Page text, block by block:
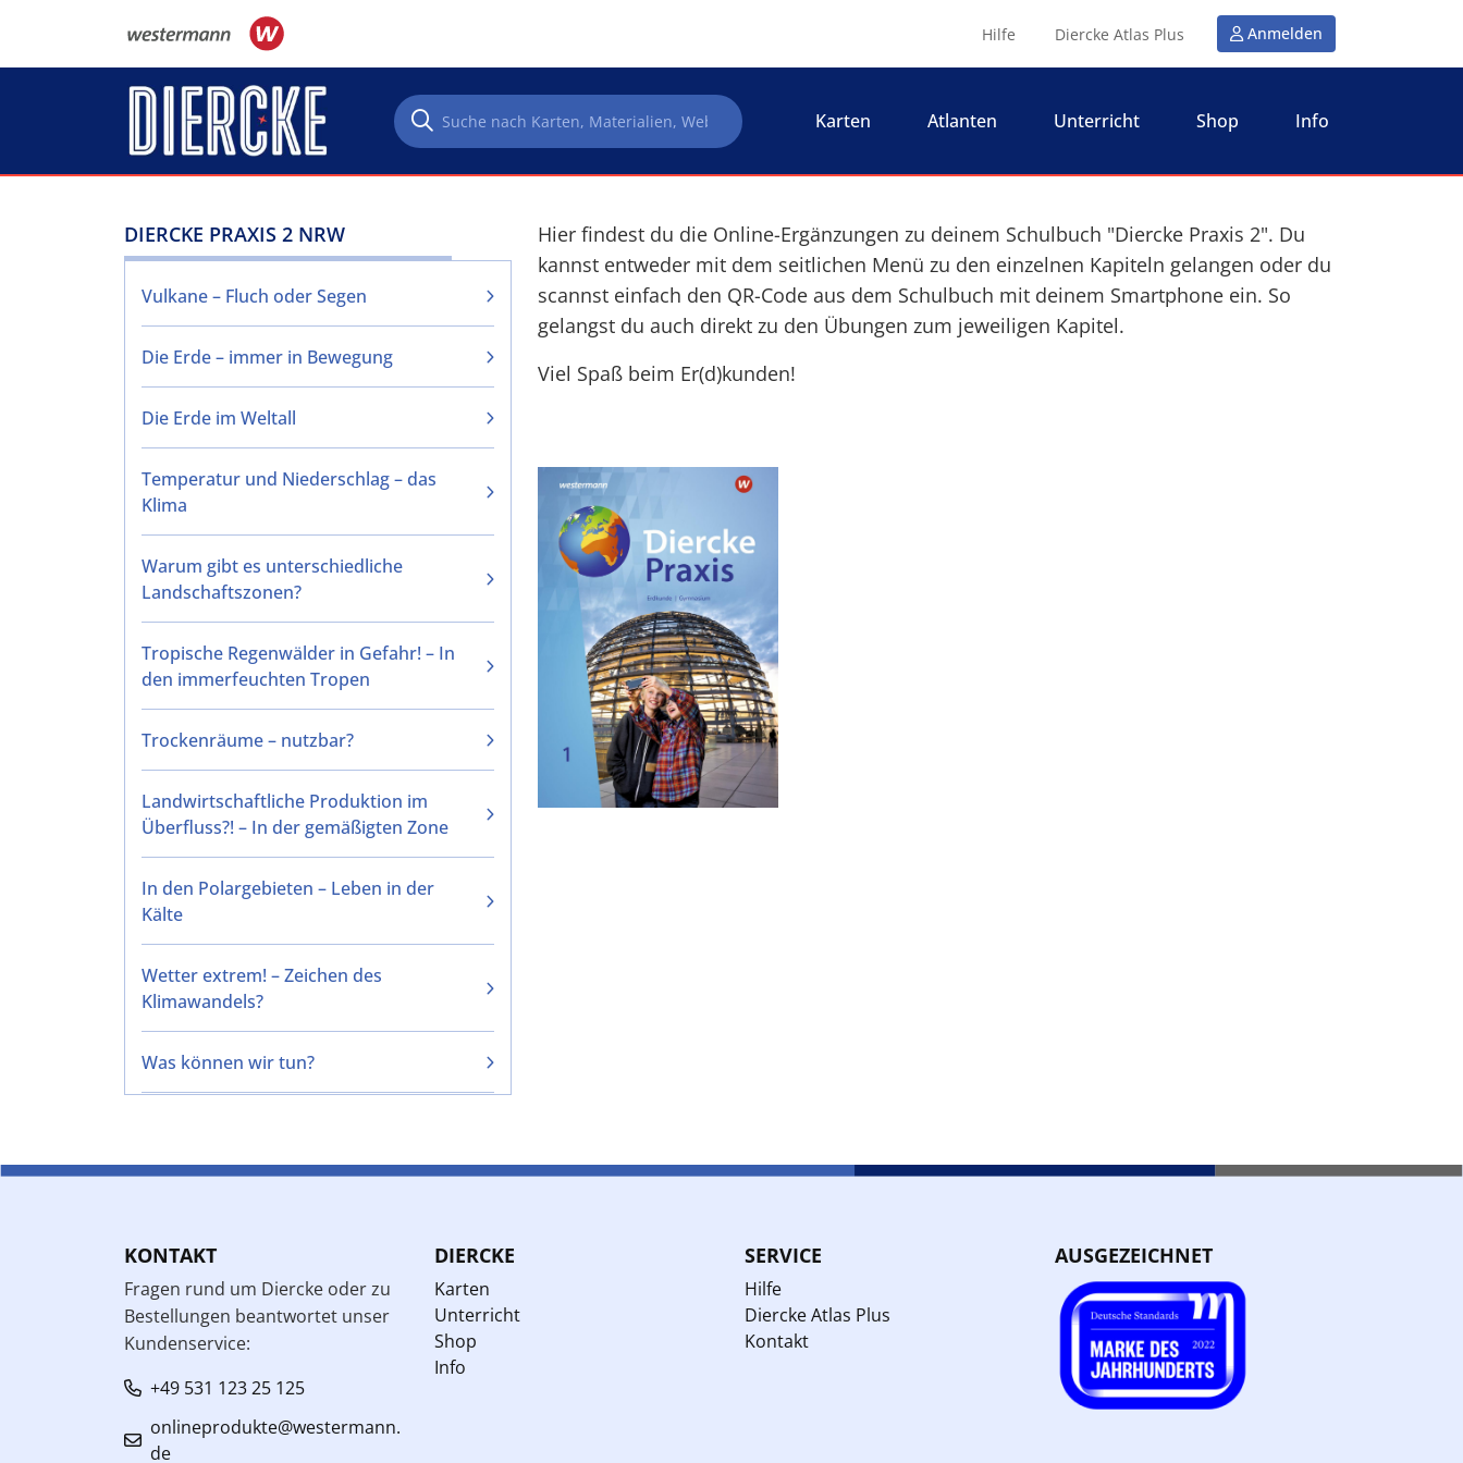
Hilfe Diercke Atlas Plus Anmelden
Karten Atlanten Unterricht Shop Info
DIERCKE PRAXIS 2 NRW
Vulkane – Fluch oder Segen
Die Erde – immer in Bewegung
Die Erde im Weltall
Temperatur und Niederschlag – das
Klima
Warum gibt es unterschiedliche
Landschaftszonen?
Tropische Regenwälder in Gefahr! – In
den immerfeuchten Tropen
Trockenräume – nutzbar?
Landwirtschaftliche Produktion im
Überfluss?! – In der gemäßigten Zone
In den Polargebieten – Leben in der
Kälte
Wetter extrem! – Zeichen des
Klimawandels?
Was können wir tun?
Hier findest du die Online-Ergänzungen zu deinem Schulbuch "Diercke Praxis 2". Du
kannst entweder mit dem seitlichen Menü zu den einzelnen Kapiteln gelangen oder du
scannst einfach den QR-Code aus dem Schulbuch mit deinem Smartphone ein. So
gelangst du auch direkt zu den Übungen zum jeweiligen Kapitel.
Viel Spaß beim Er(d)kunden!
KONTAKT
Fragen rund um Diercke oder zu
Bestellungen beantwortet unser
Kundenservice:
+49 531 123 25 125
onlineprodukte@westermann.
de
DIERCKE
Karten
Unterricht
Shop
Info
SERVICE
Hilfe
Diercke Atlas Plus
Kontakt
AUSGEZEICHNET